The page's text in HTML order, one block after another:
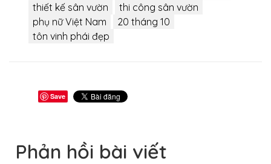
thiết kế sân vườn
thi công sân vườn
phụ nữ Việt Nam
20 tháng 10
tôn vinh phái đẹp
Save
Phản hồi bài viết